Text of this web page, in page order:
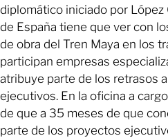
diplomático iniciado por
de España tiene que ver con
de obra del Tren Maya en los
participan empresas
atribuye parte de los retrasos
ejecutivos. En la oficina a
de que a 35 meses de que
parte de los proyectos